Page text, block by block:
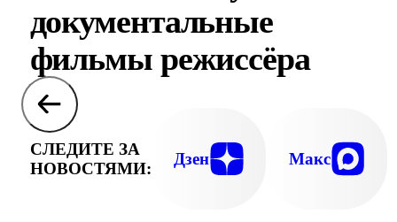
документальные
фильмы режиссёра
СЛЕДИТЕ ЗА
НОВОСТЯМИ:
Дзен Макс